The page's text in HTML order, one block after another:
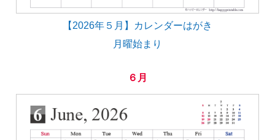
【2026年５月】カレンダーはがき
月曜始まり
６月